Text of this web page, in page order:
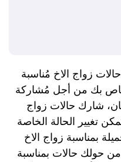
زواج الاخ مُناسبة
بك من أجل مُشاركة
شارك حالات زواج
تغيير الحالة الخاصة
بمناسبة زواج الاخ
حولك حالات بمناسبة